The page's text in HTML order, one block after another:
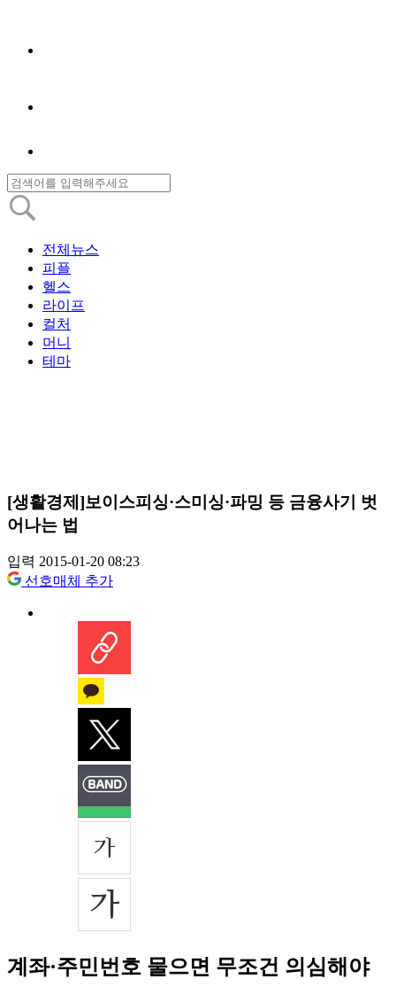
전체뉴스
피플
헬스
라이프
컬처
머니
테마
[생활경제]보이스피싱·스미싱·파밍 등 금융사기 벗
어나는 법
입력 2015-01-20 08:23
선호매체 추가
계좌·주민번호 물으면 무조건 의심해야